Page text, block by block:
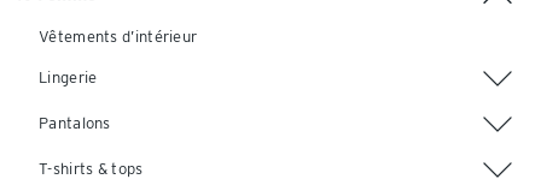
Vêtements d’intérieur
Lingerie
Pantalons
T-shirts & tops